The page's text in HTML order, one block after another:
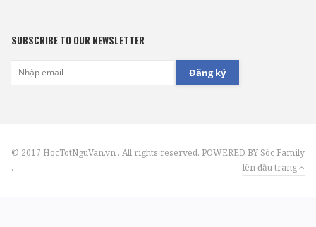
SUBSCRIBE TO OUR NEWSLETTER
Đăng ký
© 2017 HocTotNguVan.vn . All rights reserved. POWERED BY Sóc Family
.
lên đầu trang